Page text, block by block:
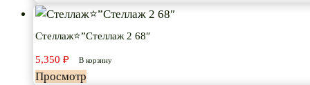
Стеллаж⭐”Стеллаж 2 68″
5,350 ₽ В корзину
Просмотр